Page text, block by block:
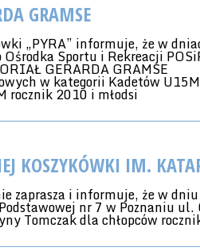
GRAMSE
„PYRA” informuje, że w
Ośrodka Sportu i Rekreacji
GERARDA GRAMSE
w kategorii Kadetów
rocznik 2010 i młodsi
KOSZYKÓWKI IM.
zaprasza i informuje, że w
nr 7 w Poznaniu
Tomczak dla chłopców